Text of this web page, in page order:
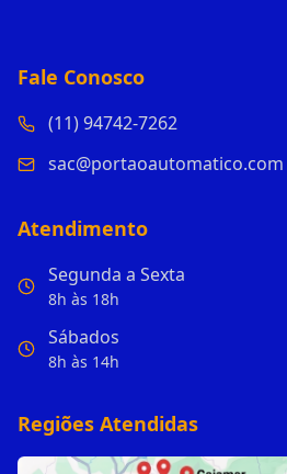
Fale Conosco
(11) 94742-7262
sac@portaoautomatico.com
Atendimento
Segunda a Sexta
8h às 18h
Sábados
8h às 14h
Regiões Atendidas